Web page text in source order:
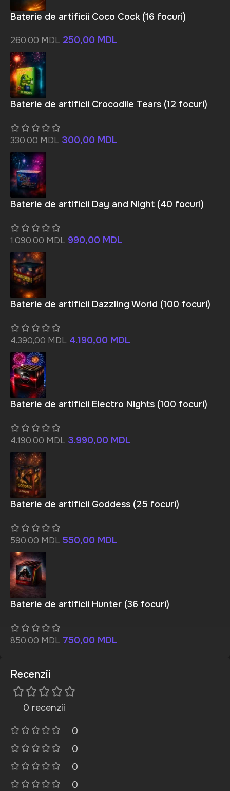
Baterie de artificii Coco Cock (16 focuri)
260,00MDL 250,00 MDL
Baterie de artificii Crocodile Tears (12 focuri)
330,00MDL 300,00 MDL
Baterie de artificii Day and Night (40 focuri)
1.090,00MDL 990,00 MDL
Baterie de artificii Dazzling World (100 focuri)
4.390,00MDL 4.190,00 MDL
Baterie de artificii Electro Nights (100 focuri)
4.190,00MDL 3.990,00 MDL
Baterie de artificii Goddess (25 focuri)
590,00MDL 550,00 MDL
Baterie de artificii Hunter (36 focuri)
850,00MDL 750,00 MDL
Recenzii
0 recenzii
0
0
0
0